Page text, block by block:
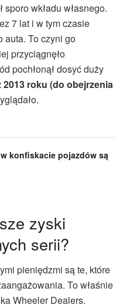
wkładu własnego.
7 lat i w tym czasie
auta. To czyni go
przyciągnęło
pochłonął dosyć duży
roku (do obejrzenia
konfiskacie pojazdów są
zyski
serii?
pieniędzmi są te, które
To właśnie
Wheeler Dealers.